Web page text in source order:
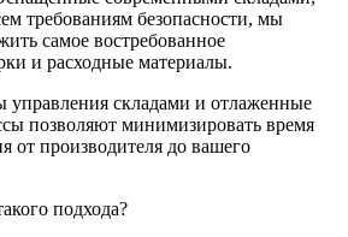
требованиям безопасности, мы
самое востребованное
и расходные материалы.
управления складами и отлаженные
позволяют минимизировать время
от производителя до вашего
подхода?